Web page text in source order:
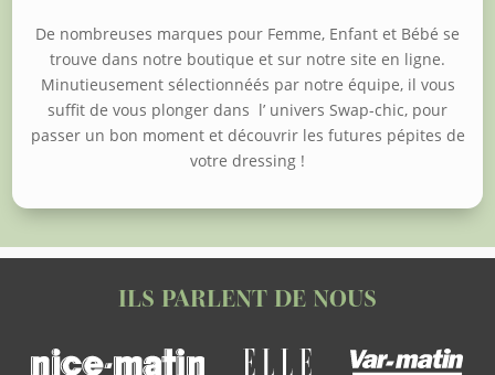
De nombreuses marques pour Femme, Enfant et Bébé se
trouve dans notre boutique et sur notre site en ligne.
Minutieusement sélectionnéés par notre équipe, il vous
suffit de vous plonger dans l’ univers Swap-chic, pour
passer un bon moment et découvrir les futures pépites de
votre dressing !
ILS PARLENT DE NOUS